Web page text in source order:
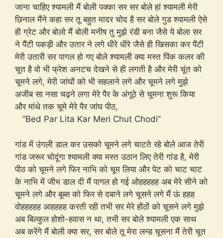
जाना चाहिए श्यामली मैं बोली पक्का सर सर बोले हां श्यामली मेरी
छिनाल मैंने कहा सर तू बहुत मादर चोद है सर बोले गुड श्यामली ऐसे
ही ग्रेट और बोलो मैं बोली मनीष तु मुझे रंडी बना जैसे ये बोला सर
ने पैंटी पकड़ी और उतार ने लगे धीरे धीरे जैसे ही खिसका कर पैंटी
मेरी उतारी सर पागल हो गए बोले श्यामली क्या मस्त पिंक कलर की
चूत है वो भी फ्रेश अनटच देखने से ही लगती है और मेरी चूंत को
चूमने लगे, मेरी जांघों को भी सहलाने लगे और चूमने लगे मुझे
अजीब सा नसा चढ़ने लगा मेरे पैर के अंगूठे से चूमना शुरू किया
और मांथे तक चूमे मेरे पैर जांघ पीठ,
“Bed Par Lita Kar Meri Chut Chodi”
गांड में उंगली डाल कर उसको चूमने लगे चाटते रहे बोले आज तेरी
गांड जरूर चोदूंगा श्यामली क्या मस्त उठान लिए तेरी गांड है, मेरी
पीठ को चूमने लगे फिर नाभि को चूम लिया और पेट को चाट चाट
के नाभि में जीभ डाल दी मैं पागल हो गई ओहहहहह अब मेरे सीने को
चूमने लगे और बूब्स को फिर से दबाने लगे चूसने लगे मैं ऊं हहह
वोहहहहह आहहहह करती रही तभी सर मेरे होंठों को चूसने लगे मुझे
अब बिल्कुल होशो-हवास न था, तभी सर बोले श्यामली एक साथ
अब करेंगे मैं बोली क्या सर, सर बोले तू मेरा लन्ड चूसना मैं तेरी चूत